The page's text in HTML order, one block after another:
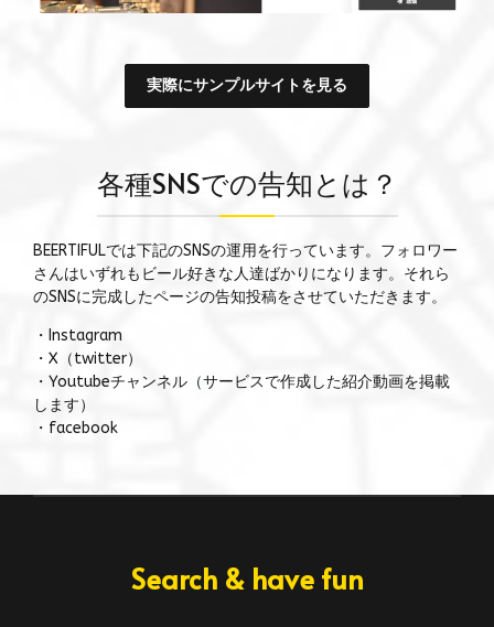
実際にサンプルサイトを見る
各種SNSでの告知とは？
BEERTIFULでは下記のSNSの運用を行っています。フォロワー
さんはいずれもビール好きな人達ばかりになります。それら
のSNSに完成したページの告知投稿をさせていただきます。
・Instagram
・X（twitter）
・Youtubeチャンネル（サービスで作成した紹介動画を掲載
します）
・facebook
Search & have fun